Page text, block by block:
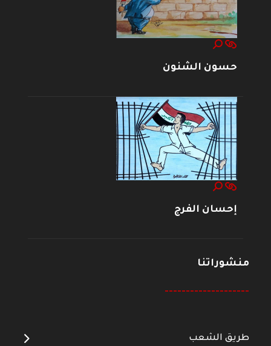
حسون الشنون
إحسان الفرج
منشوراتنا
--------------------
طريق الشعب